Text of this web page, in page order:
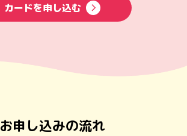
カードを申し込む
お申し込みの流れ